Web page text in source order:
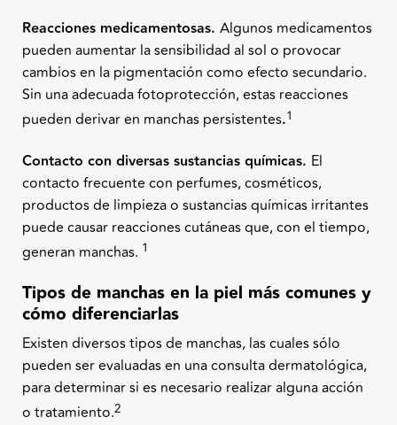
Reacciones medicamentosas. Algunos medicamentos
pueden aumentar la sensibilidad al sol o provocar
cambios en la pigmentación como efecto secundario.
Sin una adecuada fotoprotección, estas reacciones
pueden derivar en manchas persistentes.1
Contacto con diversas sustancias químicas. El
contacto frecuente con perfumes, cosméticos,
productos de limpieza o sustancias químicas irritantes
puede causar reacciones cutáneas que, con el tiempo,
generan manchas. 1
Tipos de manchas en la piel más comunes y
cómo diferenciarlas
Existen diversos tipos de manchas, las cuales sólo
pueden ser evaluadas en una consulta dermatológica,
para determinar si es necesario realizar alguna acción
o tratamiento.2